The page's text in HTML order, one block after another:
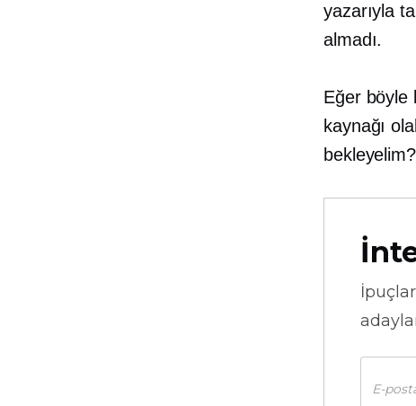
yazarıyla
almadı.
Eğer böyle
kaynağı
bekleyelim?